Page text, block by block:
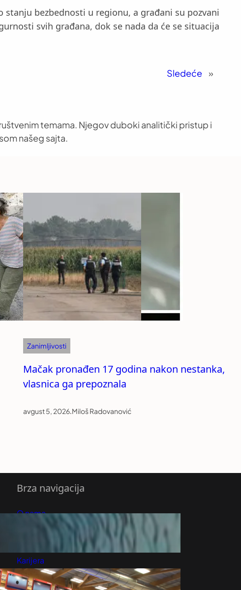
bezbednosti u regionu, a građani su pozvani
svih građana, dok se nada da će se situacija
Sledeće »
temama. Njegov duboki analitički pristup i
našeg sajta.
Zanimljivosti
Mačak pronađen 17 godina nakon nestanka,
vlasnica ga prepoznala
avgust 5, 2026.Miloš Radovanović
Brza navigacija
O nama
Predloži Vest
Pretplatite se na vesti
Karijera
Marketing